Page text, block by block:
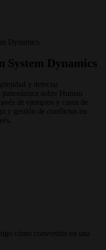
Dynamics
System Dynamics
y detectar
sobre Human
de ejemplos y casos de
y gestión de conflictos en
cómo convertirlo en una